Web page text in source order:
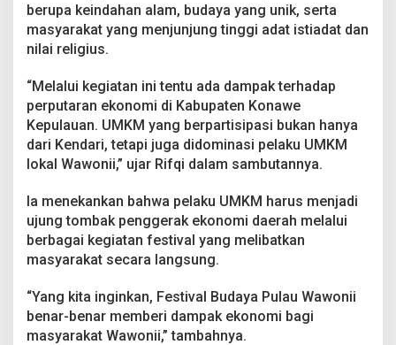
n
d
n
D
o
n
k
a
k
E
o
n
o
m
berupa keindahan alam, budaya yang unik, serta
masyarakat yang menjunjung tinggi adat istiadat dan
nilai religius.
“Melalui kegiatan ini tentu ada dampak terhadap
perputaran ekonomi di Kabupaten Konawe
Kepulauan. UMKM yang berpartisipasi bukan hanya
dari Kendari, tetapi juga didominasi pelaku UMKM
lokal Wawonii,” ujar Rifqi dalam sambutannya.
Ia menekankan bahwa pelaku UMKM harus menjadi
ujung tombak penggerak ekonomi daerah melalui
berbagai kegiatan festival yang melibatkan
masyarakat secara langsung.
“Yang kita inginkan, Festival Budaya Pulau Wawonii
benar-benar memberi dampak ekonomi bagi
masyarakat Wawonii,” tambahnya.